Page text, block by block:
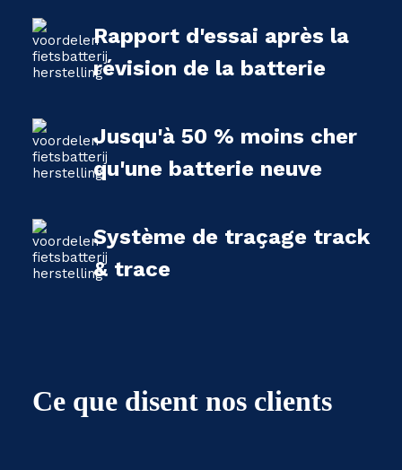
Rapport d'essai après la
révision de la batterie
Jusqu'à 50 % moins cher
qu'une batterie neuve
Système de traçage track
& trace
Ce que disent nos clients